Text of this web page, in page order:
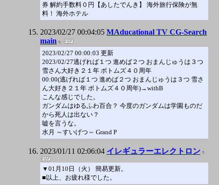
券 解約手数料０円【あしたでんき】 海外旅行保険が無
料！ 海外ホテル
2023/02/27 00:04:05 MAducational TV CG-Search
main
2023/02/27 00:00:03 更新
2023/02/27逃げれば１つ 進めば２つ おまんじゅうは３つ
雪さん大好き２１年 ボトムズ４０周年
00:00(逃げれば１つ 進めば２つ おまんじゅうは３つ 雪さ
ん大好き２１年 ボトムズ４０周年)→withB
こんな感じでした。
ガンダムはゆるふわ百合？ 今度のガンダムは学園ものだ
から死人は出ない？
嘘を言うな。
水月 ～すいげつ～ Grand P
2023/01/11 02:06:04 イレギュラーエレクトロン
▼01月10日（火） 簡易更新。
■以上、お疲れ様でした。